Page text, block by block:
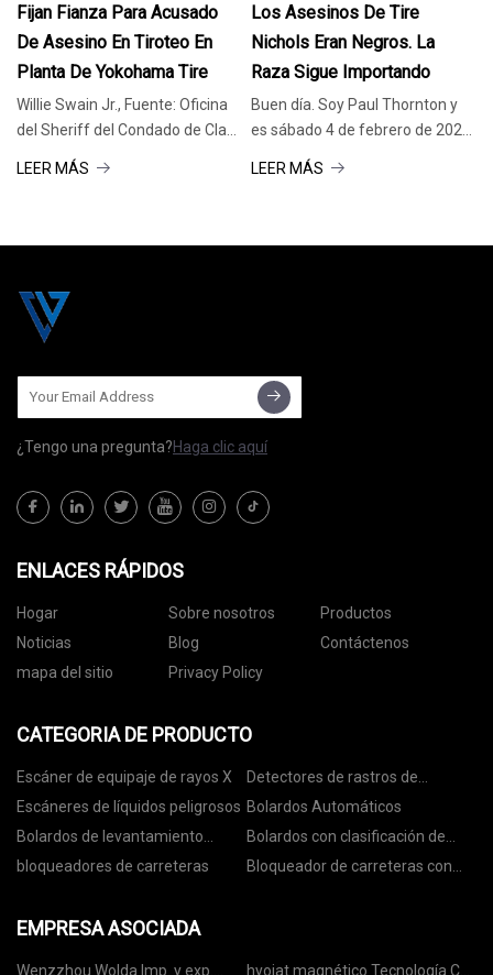
Fijan Fianza Para Acusado
De Asesino En Tiroteo En
Planta De Yokohama Tire
Willie Swain Jr., Fuente: Oficina
del Sheriff del Condado de Clay.
WEST POINT, Mississippi
LEER MÁS
Los Asesinos De Tire
Nichols Eran Negros. La
Raza Sigue Importando
Buen día. Soy Paul Thornton y
es sábado 4 de febrero de 2023.
Veamos
LEER MÁS
¿Tengo una pregunta?Haga clic aquí
ENLACES RÁPIDOS
Hogar Sobre nosotros
Productos
Noticias
Blog
Contáctenos
mapa del sitio
Privacy Policy
CATEGORIA DE PRODUCTO
Escáner de equipaje de rayos X
Detectores de rastros de
explosivos
Escáneres de líquidos peligrosos Bolardos Automáticos
Bolardos de levantamiento
automático
Bolardos con clasificación de
choque
bloqueadores de carreteras
Bloqueador de carreteras con
EMPRESA ASOCIADA
Wenzzhou Wolda Imp. y exp.
hyoiat magnético Tecnología Co.,